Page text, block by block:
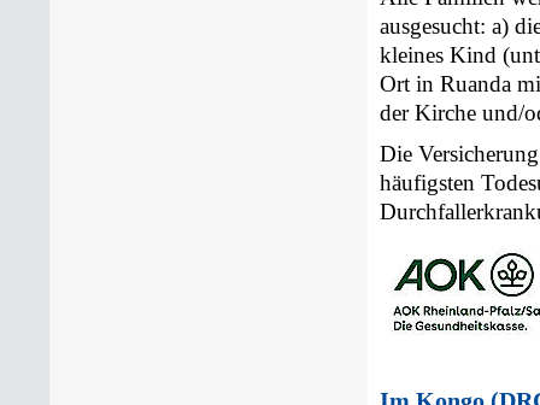
ausgesucht: a)
kleines Kind
Ort in Ruanda
der Kirche und/
Die
häufigsten